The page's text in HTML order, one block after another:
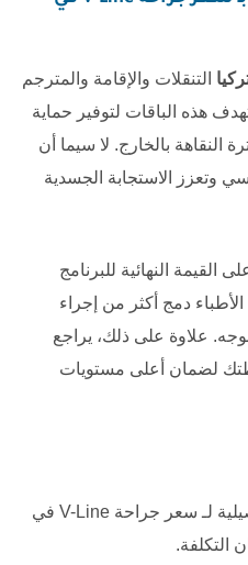
التنقلات والإقامة والمترجم
هذه الباقات لتوفير حماية
النقاهة بالخارج. لا سيما أن
وتعزز الاستجابة الجسدية
القيمة النهائية للبرنامج
دمج أكثر من إجراء
علاوة على ذلك، يراجع
لضمان أعلى مستويات